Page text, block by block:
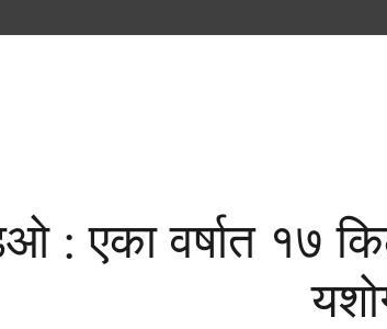
: एका वर्षात १७